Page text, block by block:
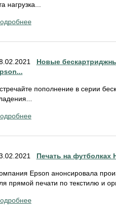
нагрузка...
Новые
пополнение в серии
Печать на
Epson анонсировала
прямой печати по текстилю и